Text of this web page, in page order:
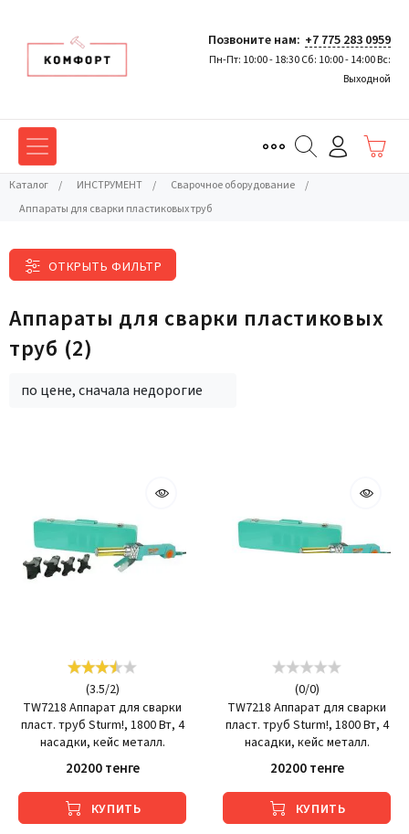
Позвоните нам: +7 775 283 0959
Пн-Пт: 10:00 - 18:30 Сб: 10:00 - 14:00 Вс:
Выходной
Каталог / ИНСТРУМЕНТ / Сварочное оборудование
/
Аппараты для сварки пластиковых труб
ОТКРЫТЬ ФИЛЬТР
Аппараты для сварки пластиковых
труб (2)
по цене, сначала недорогие
(3.5/2)
TW7218 Аппарат для сварки
пласт. труб Sturm!, 1800 Вт, 4
насадки, кейс металл.
20200 тенге
КУПИТЬ
(0/0)
TW7218 Аппарат для сварки
пласт. труб Sturm!, 1800 Вт, 4
насадки, кейс металл.
20200 тенге
КУПИТЬ